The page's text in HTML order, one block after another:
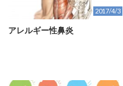
2017/4/3
アレルギー性鼻炎